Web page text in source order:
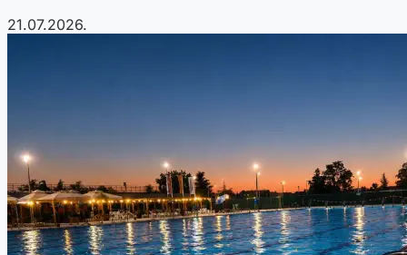
21.07.2026.